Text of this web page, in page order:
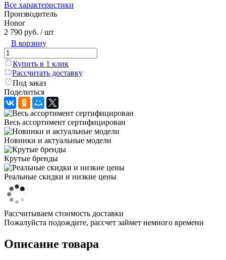
Все характеристики
Производитель
Honor
2 790 руб. / шт
В корзину
Купить в 1 клик
Рассчитать доставку
Под заказ
Поделиться
Весь ассортимент сертифицирован
Новинки и актуальные модели
Крутые бренды
Реальные скидки и низкие цены
Рассчитываем стоимость доставки
Пожалуйста подождите, рассчет займет немного времени
Описание товара